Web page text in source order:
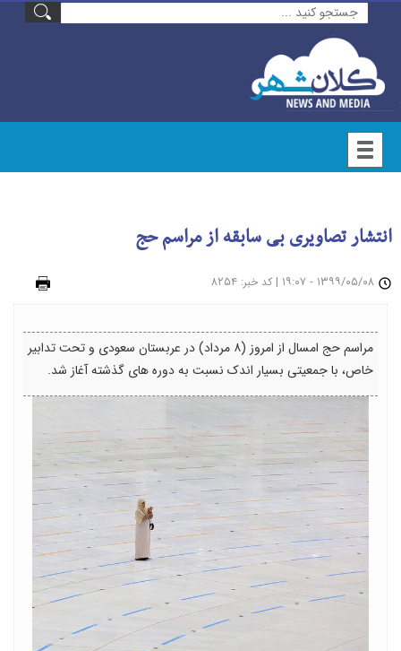
انتشار تصاویری بی سابقه از مراسم حج
| کد خبر: ۸۲۵۴
مراسم حج امسال از امروز (۸ مرداد) در عربستان سعودی و تحت تدابیر
خاص، با جمعیتی بسیار اندک نسبت به دوره های گذشته آغاز شد.